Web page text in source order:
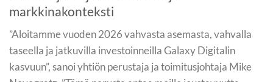
markkinakonteksti
”Aloitamme vuoden 2026 vahvasta asemasta, vahvalla
taseella ja jatkuvilla investoinneilla Galaxy Digitalin
kasvuun”, sanoi yhtiön perustaja ja toimitusjohtaja Mike